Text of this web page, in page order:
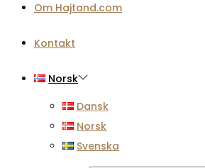
Om Hajtand.com
Kontakt
Norsk
Dansk
Norsk
Svenska